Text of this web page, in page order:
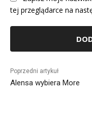
tej przeglądarce na
Poprzedni artykuł
Alensa wybiera More